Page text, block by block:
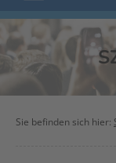
Sie befinden sich hier: